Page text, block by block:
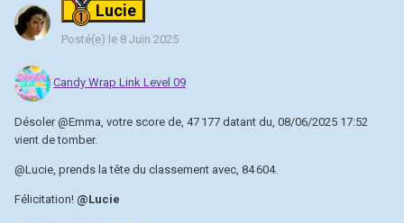
Lucie
Posté(e) le 8 Juin 2025
Candy Wrap Link Level 09
Désoler@Emma , votre score de, 47 177 datant du, 08/06/2025 17:52
vient de tomber.
@Lucie , prends la tête du classement avec, 84 604.
Félicitation! @Lucie